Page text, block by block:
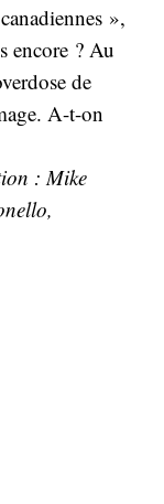
»,
encore ? Au
de
A-t-on
: Mike